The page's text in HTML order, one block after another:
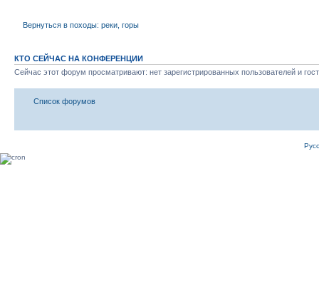
Вернуться в походы: реки, горы
КТО СЕЙЧАС НА КОНФЕРЕНЦИИ
Сейчас этот форум просматривают: нет зарегистрированных пользователей и
Список форумов